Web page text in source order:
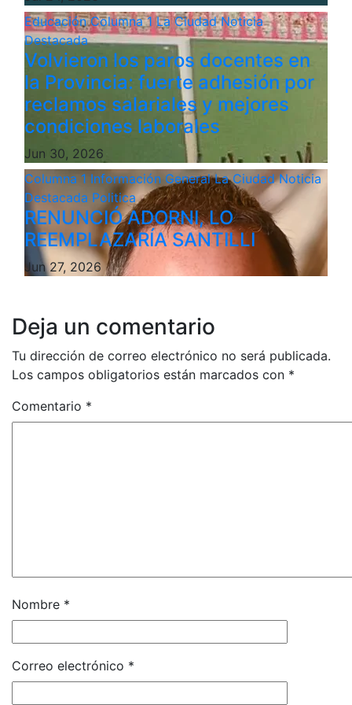
EducaciónColumna 1 La CiudadNoticia
Destacada
Volvieron los paros docentes en
la Provincia: fuerte adhesión por
reclamos salariales y mejores
condiciones laborales
Jun 30, 2026
Columna 1 Información GeneralLa CiudadNoticia
Destacada Politica
RENUNCIÓ ADORNI, LO
REEMPLAZARÍA SANTILLI
Jun 27, 2026
Deja un comentario
Tu dirección de correo electrónico no será publicada.
Los campos obligatorios están marcados con *
Comentario *
Nombre *
Correo electrónico *